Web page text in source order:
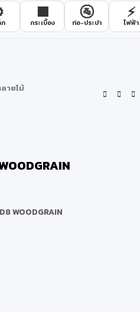
ก
🟫
กระเบื้อง
🚰
ท่อ-ประปา
⚡
ไฟฟ้า
ายไม้
WOODGRAIN